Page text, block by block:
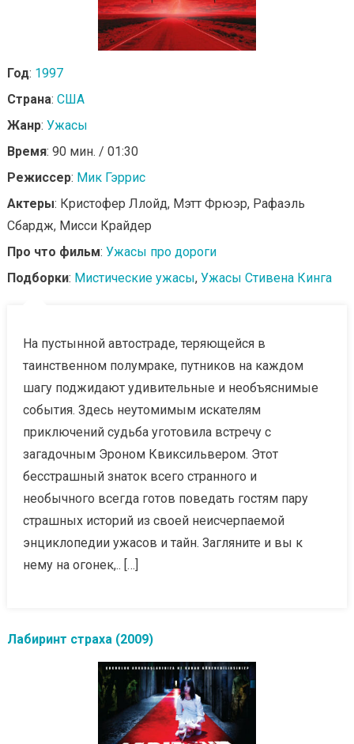
Год: 1997
Страна: США
Жанр: Ужасы
Время: 90 мин. / 01:30
Режиссер: Мик Гэррис
Актеры: Кристофер Ллойд, Мэтт Фрюэр, Рафаэль
Сбардж, Мисси Крайдер
Про что фильм: Ужасы про дороги
Подборки: Мистические ужасы, Ужасы Стивена Кинга
На пустынной автостраде, теряющейся в
таинственном полумраке, путников на каждом
шагу поджидают удивительные и необъяснимые
события. Здесь неутомимым искателям
приключений судьба уготовила встречу с
загадочным Эроном Квиксильвером. Этот
бесстрашный знаток всего странного и
необычного всегда готов поведать гостям пару
страшных историй из своей неисчерпаемой
энциклопедии ужасов и тайн. Загляните и вы к
нему на огонек,.. […]
Лабиринт страха (2009)